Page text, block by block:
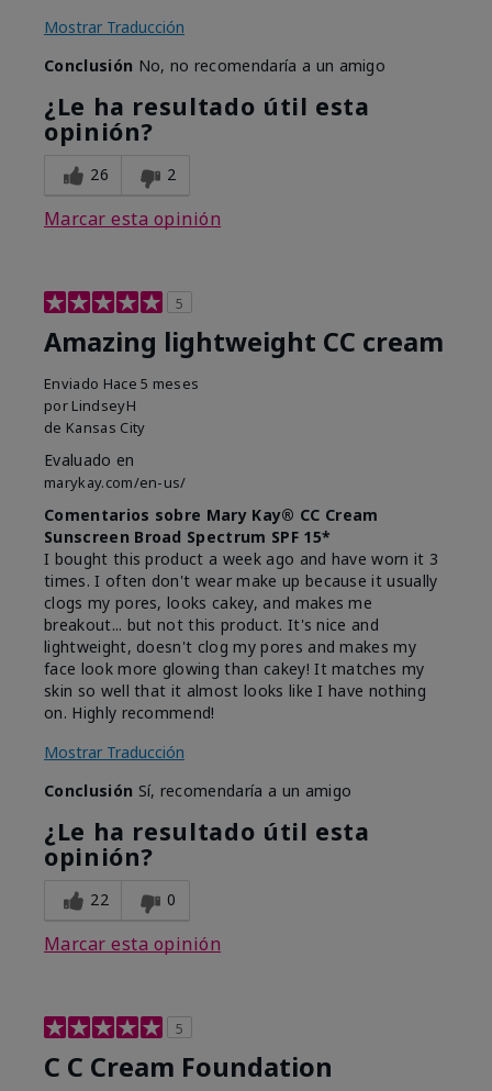
Mostrar Traducción
Conclusión No, no recomendaría a un amigo
¿Le ha resultado útil esta
opinión?
26 2
Marcar esta opinión
5
Amazing lightweight CC cream
Enviado Hace 5 meses
por LindseyH
de Kansas City
Evaluado en
marykay.com/en-us/
Comentarios sobre Mary Kay® CC Cream
Sunscreen Broad Spectrum SPF 15*
I bought this product a week ago and have worn it 3
times. I often don't wear make up because it usually
clogs my pores, looks cakey, and makes me
breakout... but not this product. It's nice and
lightweight, doesn't clog my pores and makes my
face look more glowing than cakey! It matches my
skin so well that it almost looks like I have nothing
on. Highly recommend!
Mostrar Traducción
Conclusión Sí, recomendaría a un amigo
¿Le ha resultado útil esta
opinión?
22 0
Marcar esta opinión
5
C C Cream Foundation